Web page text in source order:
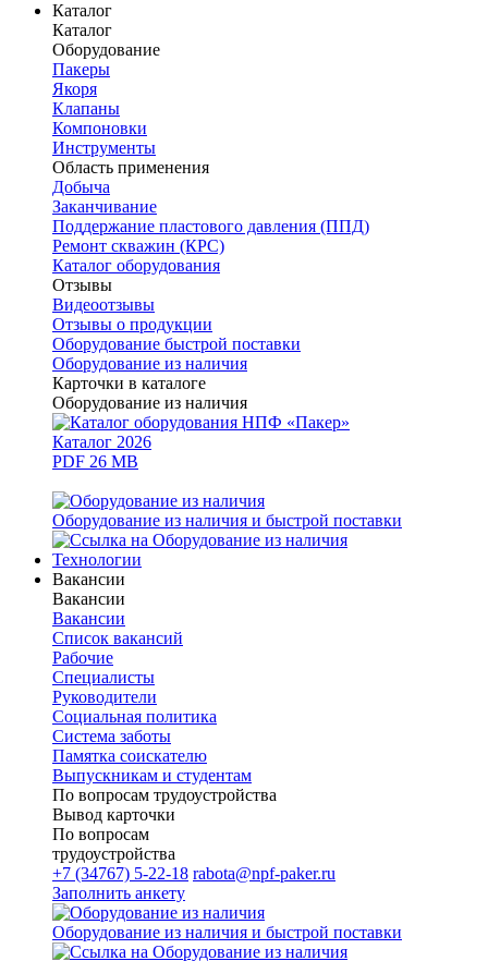
Каталог
Каталог
Оборудование
Пакеры
Якоря
Клапаны
Компоновки
Инструменты
Область применения
Добыча
Заканчивание
Поддержание пластового давления (ППД)
Ремонт скважин (КРС)
Каталог оборудования
Отзывы
Видеоотзывы
Отзывы о продукции
Оборудование быстрой поставки
Оборудование из наличия
Карточки в каталоге
Оборудование из наличия
Каталог 2026
PDF 26 MB
Оборудование из наличия и быстрой поставки
Технологии
Вакансии
Вакансии
Вакансии
Список вакансий
Рабочие
Специалисты
Руководители
Cоциальная политика
Система заботы
Памятка соискателю
Выпускникам и студентам
По вопросам трудоустройства
Вывод карточки
По вопросам
трудоустройства
+7 (34767) 5-22-18 rabota@npf-paker.ru
Заполнить анкету
Оборудование из наличия и быстрой поставки